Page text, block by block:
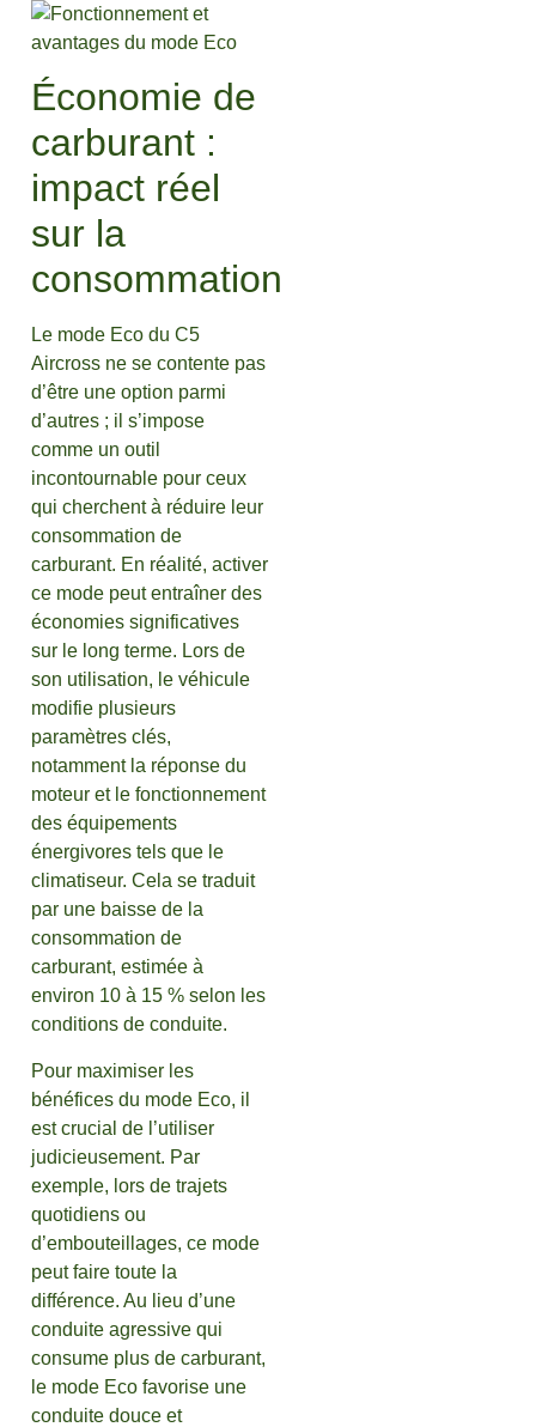
Économie de
carburant :
impact réel
sur la
consommation
Le mode Eco du C5
Aircross ne se contente pas
d’être une option parmi
d’autres ; il s’impose
comme un outil
incontournable pour ceux
qui cherchent à réduire leur
consommation de
carburant. En réalité, activer
ce mode peut entraîner des
économies significatives
sur le long terme. Lors de
son utilisation, le véhicule
modifie plusieurs
paramètres clés,
notamment la réponse du
moteur et le fonctionnement
des équipements
énergivores tels que le
climatiseur. Cela se traduit
par une baisse de la
consommation de
carburant, estimée à
environ 10 à 15 % selon les
conditions de conduite.
Pour maximiser les
bénéfices du mode Eco, il
est crucial de l’utiliser
judicieusement. Par
exemple, lors de trajets
quotidiens ou
d’embouteillages, ce mode
peut faire toute la
différence. Au lieu d’une
conduite agressive qui
consume plus de carburant,
le mode Eco favorise une
conduite douce et